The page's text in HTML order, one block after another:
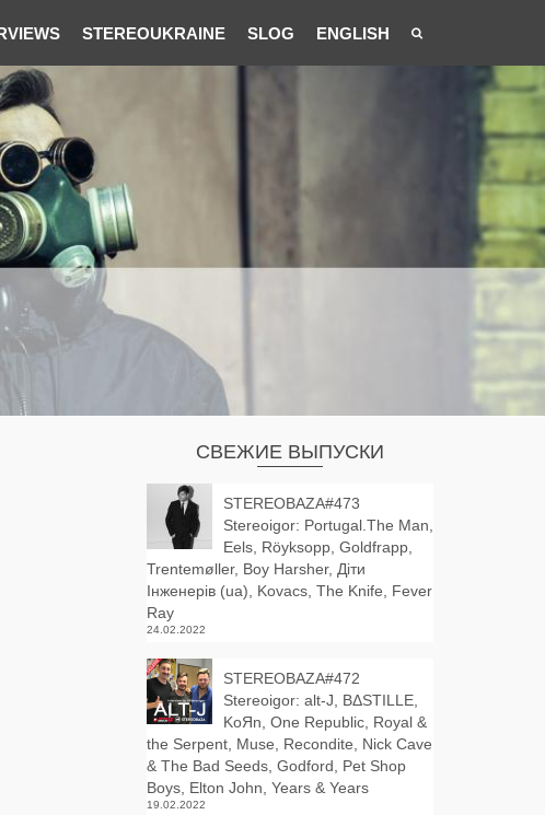
STEREOUKRAINE SLOG ENGLISH
СВЕЖИЕ ВЫПУСКИ
STEREOBAZA#473
Stereoigor: Portugal.The Man,
Eels, Röyksopp, Goldfrapp,
Trentemøller, Boy Harsher, Діти
Інженерів (ua), Kovacs, The Knife, Fever
Ray
24.02.2022
STEREOBAZA#472
Stereoigor: alt‑J, BΔSTILLE,
KoЯn, One Republic, Royal &
the Serpent, Muse, Recondite, Nick Cave
& The Bad Seeds, Godford, Pet Shop
Boys, Elton John, Years & Years
19.02.2022